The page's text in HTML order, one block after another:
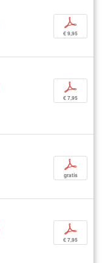
p
€ 9,95
p
€ 7,95
p
gratis
p
€ 7,95